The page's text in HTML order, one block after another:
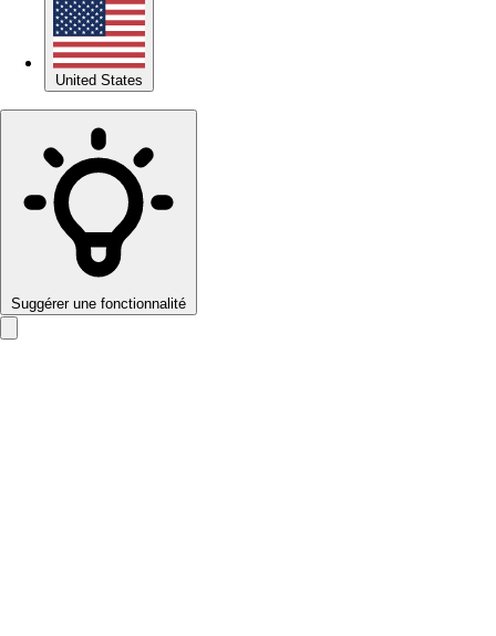
United States
Suggérer une fonctionnalité